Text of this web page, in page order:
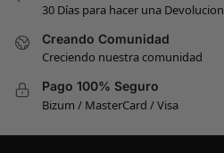
30 Días para hacer una Devolucion
Creando Comunidad
Creciendo nuestra comunidad
Pago 100% Seguro
Bizum / MasterCard / Visa